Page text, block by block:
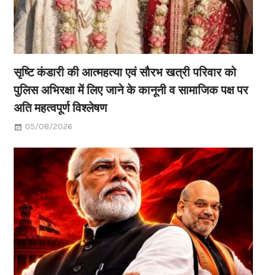
सृष्टि कंडारी की आत्महत्या एवं सौरभ खत्री परिवार को
पुलिस अभिरक्षा में लिए जाने के कानूनी व सामाजिक पक्ष पर
अति महत्वपूर्ण विश्लेषण
05/08/2026